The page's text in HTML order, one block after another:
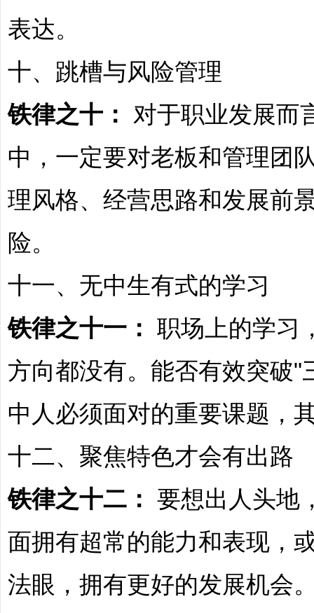
全
表达。
十、跳槽与风险管理
铁律之十：
对于职业发展而
中，一定要对老板和管理团
理风格、经营思路和发展前
险。
十一、无中生有式的学习
铁律之十一： 职场上的学习
方向都没有。能否有效突破
中人必须面对的重要课题，
十二、聚焦特色才会有出路
铁律之十二： 要想出人头地
面拥有超常的能力和表现，
法眼，拥有更好的发展机会